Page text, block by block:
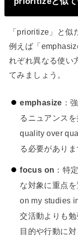
「prioritize」と似
例えば「
れぞれ異なる使い
てみましょう。
emphasize ：
るニュアンス
quality over
る必要があり
focus on ：特
な対象に重点
on my studies
交活動よりも勉
目的や行動に